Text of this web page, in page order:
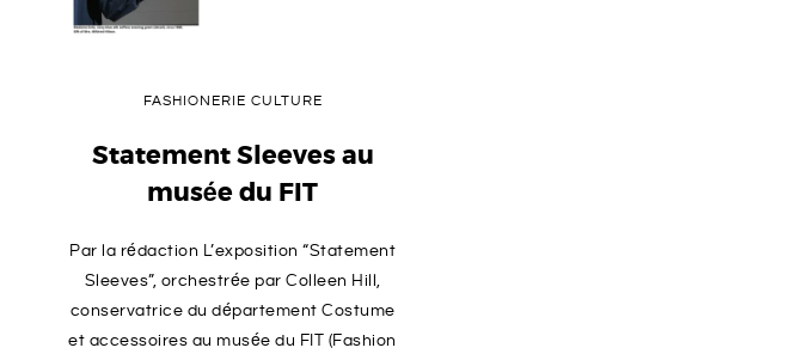
FASHIONERIE CULTURE
Statement Sleeves au
musée du FIT
Par la rédaction L’exposition “Statement
Sleeves”, orchestrée par Colleen Hill,
conservatrice du département Costume
et accessoires au musée du FIT (Fashion